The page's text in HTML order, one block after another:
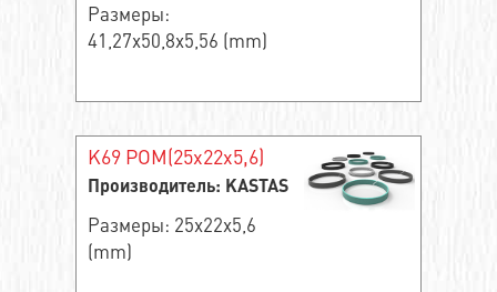
Размеры:
41,27x50,8x5,56 (mm)
K69 POM(25x22x5,6)
Производитель: KASTAS
Размеры: 25x22x5,6
(mm)